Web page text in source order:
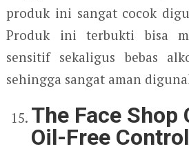
produk ini sangat cocok
Produk ini terbukti bisa
sensitif sekaligus bebas
sehingga sangat aman
The Face Shop
Oil-Free